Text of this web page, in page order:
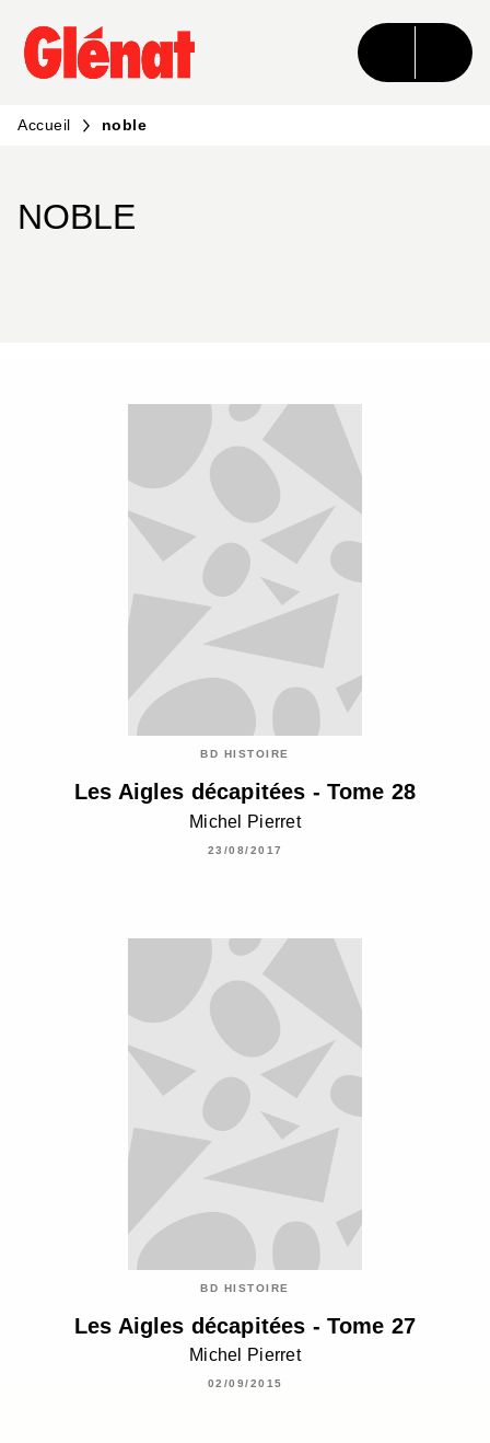
MENU RECHERCHE CONTENU
PIED DE PAGE
Accueil noble
NOBLE
BD HISTOIRE
Les Aigles décapitées - Tome 28
Michel Pierret
23/08/2017
BD HISTOIRE
Les Aigles décapitées - Tome 27
Michel Pierret
02/09/2015